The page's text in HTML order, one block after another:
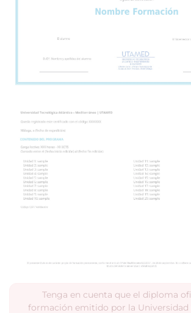
Tenga en cuenta que el diploma
formación emitido por la Universidad